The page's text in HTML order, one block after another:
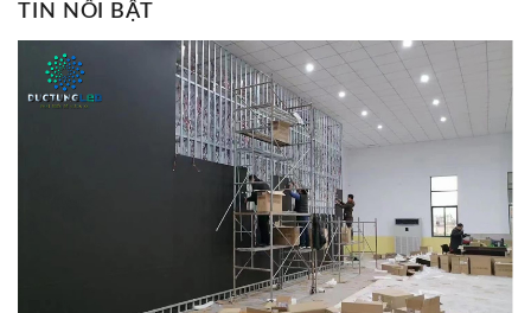
TIN NỔI BẬT